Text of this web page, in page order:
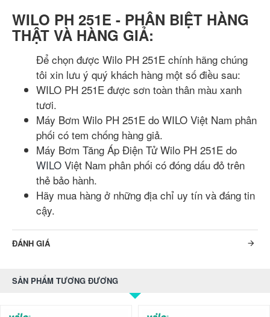
WILO PH 251E - PHÂN BIỆT HÀNG
THẬT VÀ HÀNG GIẢ:
Để chọn được Wilo PH 251E chính hãng chúng
tôi xin lưu ý quý khách hàng một số điều sau:
WILO PH 251E được sơn toàn thân màu xanh
tươi.
Máy Bơm Wilo PH 251E do WILO Việt Nam phân
phối có tem chống hàng giả.
Máy Bơm Tăng Áp Điện Tử Wilo PH 251E do
WILO Việt Nam phân phối có đóng dấu đỏ trên
thẻ bảo hành.
Hãy mua hàng ở những địa chỉ uy tín và đáng tin
cậy.
ĐÁNH GIÁ
SẢN PHẨM TƯƠNG ĐƯƠNG